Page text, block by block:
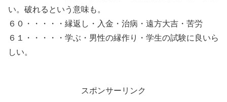
い。破れるという意味も。
６０・・・・・縁返し・入金・治病・遠方大吉・苦労
６１・・・・・学ぶ・男性の縁作り・学生の試験に良いら
しい。
スポンサーリンク